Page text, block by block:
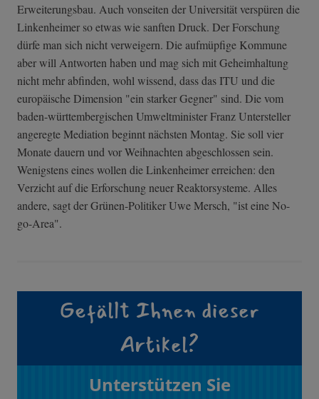
Erweiterungsbau. Auch vonseiten der Universität verspüren die
Linkenheimer so etwas wie sanften Druck. Der Forschung
dürfe man sich nicht verweigern. Die aufmüpfige Kommune
aber will Antworten haben und mag sich mit Geheimhaltung
nicht mehr abfinden, wohl wissend, dass das ITU und die
europäische Dimension "ein starker Gegner" sind. Die vom
baden-württembergischen Umweltminister Franz Untersteller
angeregte Mediation beginnt nächsten Montag. Sie soll vier
Monate dauern und vor Weihnachten abgeschlossen sein.
Wenigstens eines wollen die Linkenheimer erreichen: den
Verzicht auf die Erforschung neuer Reaktorsysteme. Alles
andere, sagt der Grünen-Politiker Uwe Mersch, "ist eine No-
go-Area".
Gefällt Ihnen dieser
Artikel?
Unterstützen Sie